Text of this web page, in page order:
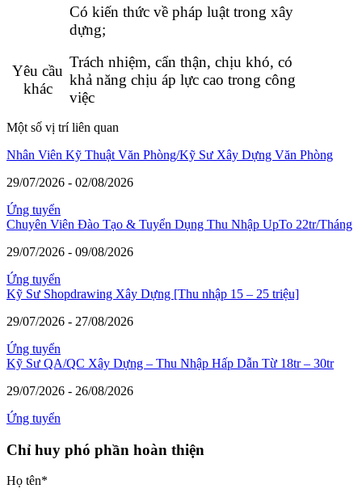
Có kiến thức về pháp luật trong xây
dựng;
Yêu cầu
khác
Trách nhiệm, cẩn thận, chịu khó, có
khả năng chịu áp lực cao trong công
việc
Một số vị trí liên quan
Nhân Viên Kỹ Thuật Văn Phòng/Kỹ Sư Xây Dựng Văn Phòng
29/07/2026 - 02/08/2026
Ứng tuyển
Chuyên Viên Đào Tạo & Tuyển Dụng Thu Nhập UpTo 22tr/Tháng
29/07/2026 - 09/08/2026
Ứng tuyển
Kỹ Sư Shopdrawing Xây Dựng [Thu nhập 15 – 25 triệu]
29/07/2026 - 27/08/2026
Ứng tuyển
Kỹ Sư QA/QC Xây Dựng – Thu Nhập Hấp Dẫn Từ 18tr – 30tr
29/07/2026 - 26/08/2026
Ứng tuyển
Chỉ huy phó phần hoàn thiện
Họ tên*